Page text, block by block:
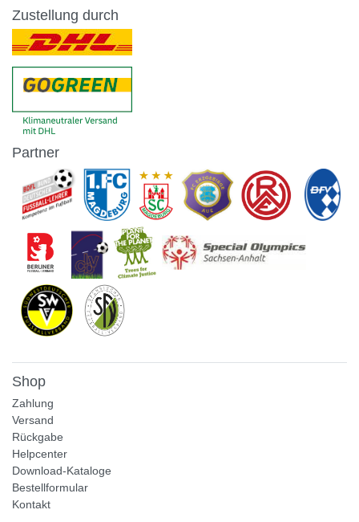
Zustellung durch
Partner
Shop
Zahlung
Versand
Rückgabe
Helpcenter
Download-Kataloge
Bestellformular
Kontakt